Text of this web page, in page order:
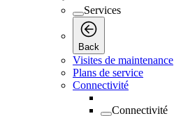
Services
Back
Visites de maintenance
Plans de service
Connectivité
Connectivité